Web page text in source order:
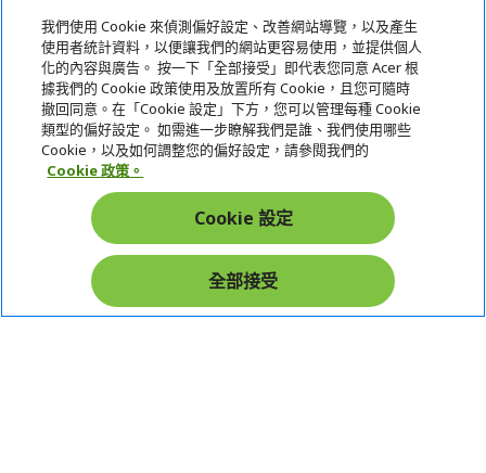
關於宏碁
服務
宏碁網路商城
在社群上追蹤 Acer
我們使用 Cookie 來偵測偏好設定、改善網站導覽，以及產生
使用者統計資料，以便讓我們的網站更容易使用，並提供個人
化的內容與廣告。 按一下「全部接受」即代表您同意 Acer 根
據我們的 Cookie 政策使用及放置所有 Cookie，且您可隨時
撤回同意。在「Cookie 設定」下方，您可以管理每種 Cookie
類型的偏好設定。 如需進一步瞭解我們是誰、我們使用哪些
Cookie，以及如何調整您的偏好設定，請參閱我們的
Cookie 政策。
Cookie 設定
全部接受